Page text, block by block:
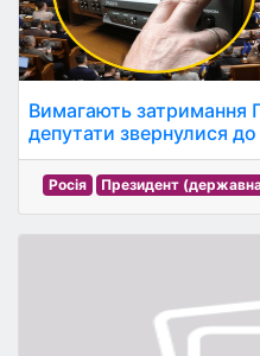
Вимагають затримання
депутати звернулися до
Росія Президент